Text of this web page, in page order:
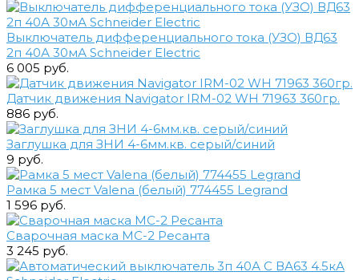
Выключатель дифференциального тока (УЗО) ВД63
2п 40А 30мА Schneider Electric
6 005 руб.
Датчик движения Navigator IRM-02 WH 71963 360гр.
886 руб.
Заглушка для ЗНИ 4-6мм.кв. серый/синий
9 руб.
Рамка 5 мест Valena (белый) 774455 Legrand
1 596 руб.
Сварочная маска МС-2 Ресанта
3 245 руб.